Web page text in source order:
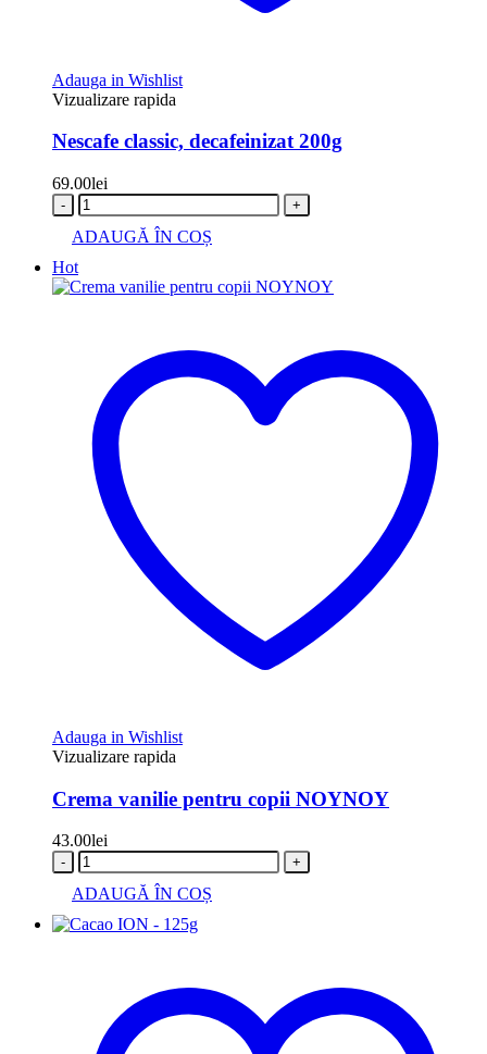
Adauga in Wishlist
Vizualizare rapida
Nescafe classic, decafeinizat 200g
69.00lei
- +
ADAUGĂ ÎN COȘ
Hot
Adauga in Wishlist
Vizualizare rapida
Crema vanilie pentru copii NOYNOY
43.00lei
- +
ADAUGĂ ÎN COȘ